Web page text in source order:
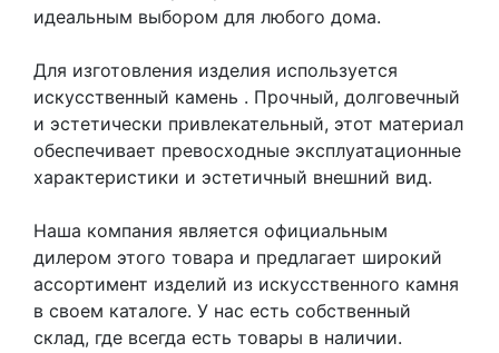
идеальным выбором для любого дома.
Для изготовления изделия используется
искусственный камень . Прочный, долговечный
и эстетически привлекательный, этот материал
обеспечивает превосходные эксплуатационные
характеристики и эстетичный внешний вид.
Наша компания является официальным
дилером этого товара и предлагает широкий
ассортимент изделий из искусственного камня
в своем каталоге. У нас есть собственный
склад, где всегда есть товары в наличии.